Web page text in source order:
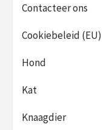
Contacteer ons
Cookiebeleid (EU)
Hond
Kat
Knaagdier